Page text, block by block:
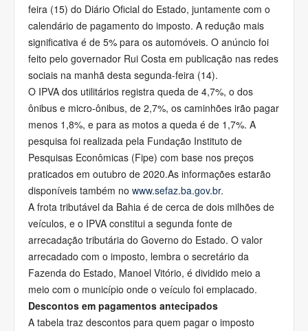
feira (15) do Diário Oficial do Estado, juntamente com o
calendário de pagamento do imposto. A redução mais
significativa é de 5% para os automóveis. O anúncio foi
feito pelo governador Rui Costa em publicação nas redes
sociais na manhã desta segunda-feira (14).
O IPVA dos utilitários registra queda de 4,7%, o dos
ônibus e micro-ônibus, de 2,7%, os caminhões irão pagar
menos 1,8%, e para as motos a queda é de 1,7%. A
pesquisa foi realizada pela Fundação Instituto de
Pesquisas Econômicas (Fipe) com base nos preços
praticados em outubro de 2020.As informações estarão
disponíveis também no www.sefaz.ba.gov.br.
A frota tributável da Bahia é de cerca de dois milhões de
veículos, e o IPVA constitui a segunda fonte de
arrecadação tributária do Governo do Estado. O valor
arrecadado com o imposto, lembra o secretário da
Fazenda do Estado, Manoel Vitório, é dividido meio a
meio com o município onde o veículo foi emplacado.
Descontos em pagamentos antecipados
A tabela traz descontos para quem pagar o imposto